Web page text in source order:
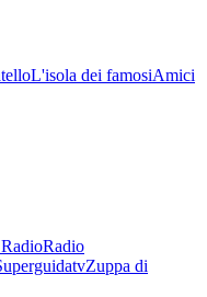
L'isola dei famosiAmici
Radio
Zuppa di